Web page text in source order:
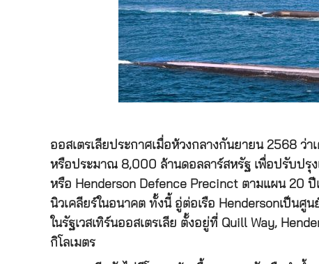
ออสเตรเลียประกาศเมื่อห้วงกลางกันยายน 2568 ว่
หรือประมาณ 8,000 ล้านดอลลาร์สหรัฐ เพื่อปรับปรุง
หรือ Henderson Defence Precinct ตามแผน 20 ปี
นิวเคลียร์ในอนาคต ทั้งนี้ อู่ต่อเรือ Hendersonเป็นศู
ในรัฐเวสเทิร์นออสเตรเลีย ตั้งอยู่ที่ Quill Way,
กิโลเมตร